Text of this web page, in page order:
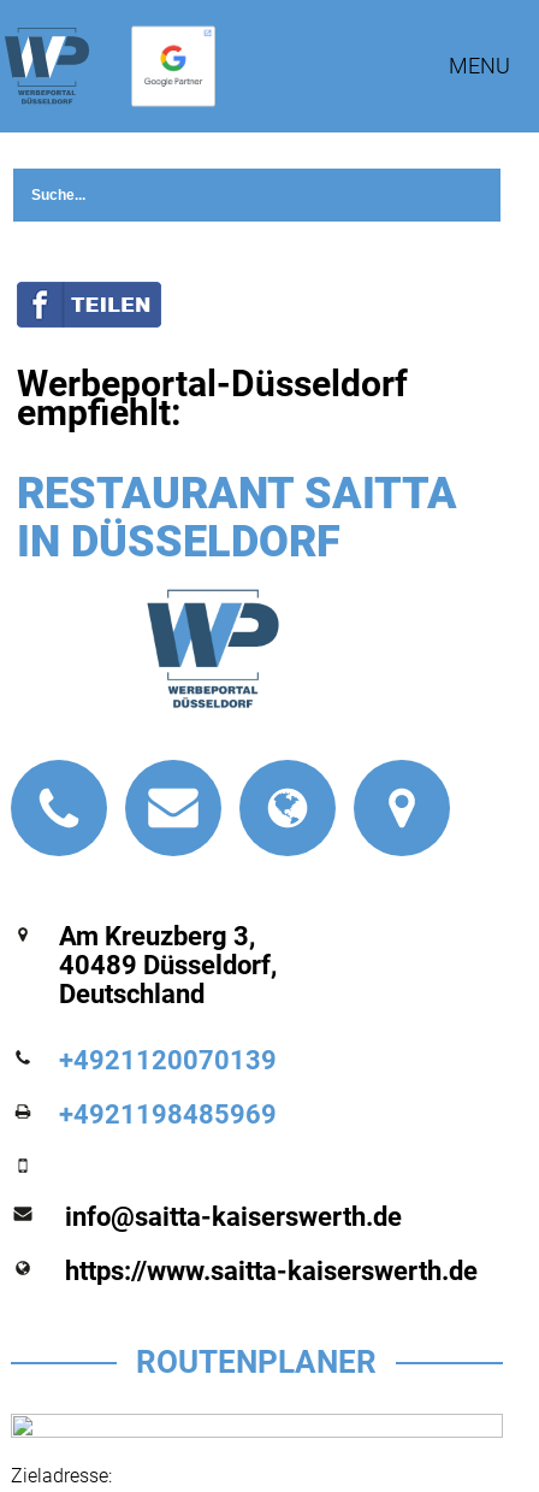
MENU
Werbeportal-Düsseldorf
empfiehlt:
RESTAURANT SAITTA
IN DÜSSELDORF
Am Kreuzberg 3,
40489 Düsseldorf,
Deutschland
+4921120070139
+4921198485969
info@saitta-kaiserswerth.de
https://www.saitta-kaiserswerth.de
ROUTENPLANER
Zieladresse: